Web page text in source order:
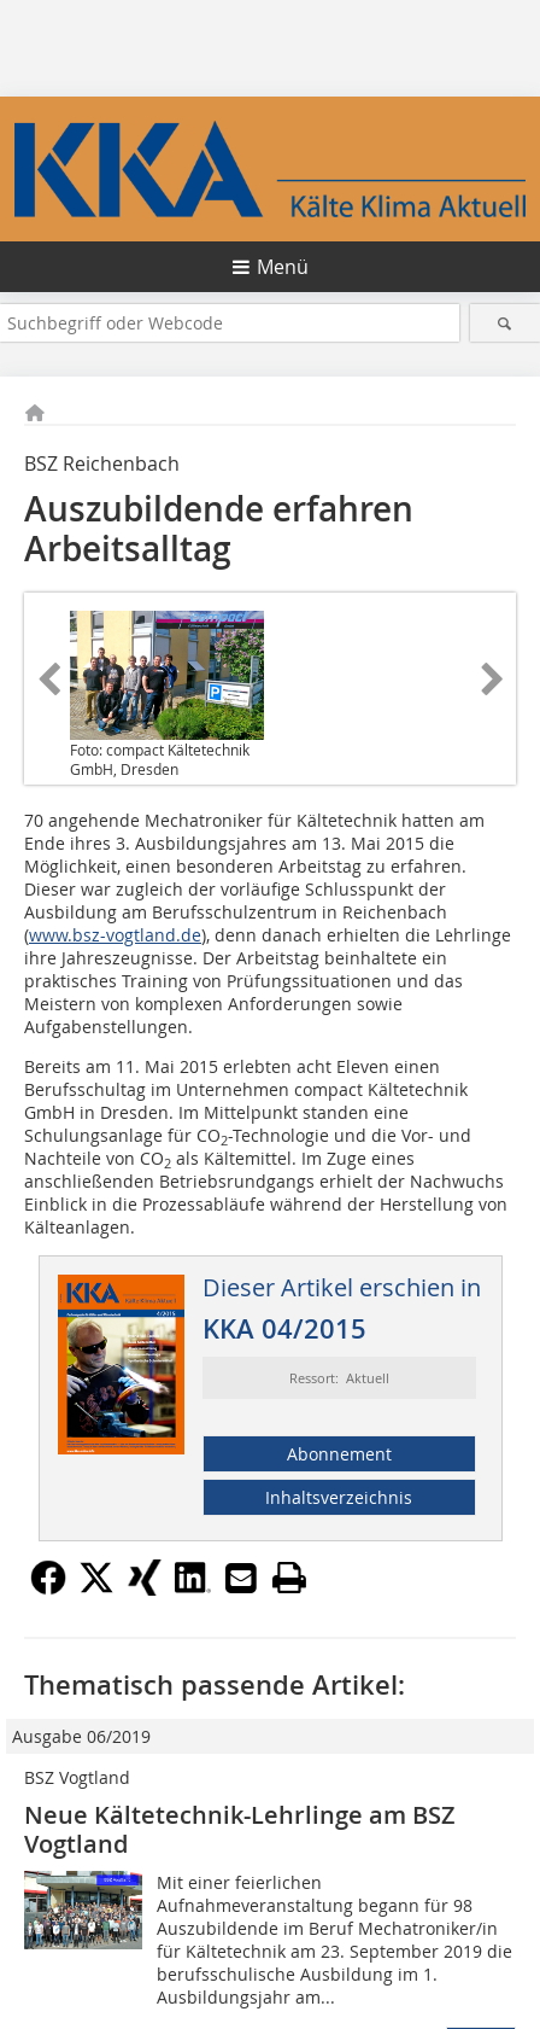
Menü
BSZ Reichenbach
Auszubildende erfahren
Arbeitsalltag
Foto: compact Kältetechnik
GmbH, Dresden
70 angehende Mechatroniker für Kältetechnik hatten am
Ende ihres 3. Ausbildungsjahres am 13. Mai 2015 die
Möglichkeit, einen besonderen Arbeitstag zu erfahren.
Dieser war zugleich der vorläufige Schlusspunkt der
Ausbildung am Berufsschulzentrum in Reichenbach
(www.bsz-vogtland.de), denn danach erhielten die Lehrlinge
ihre Jahreszeugnisse. Der Arbeitstag beinhaltete ein
praktisches Training von Prüfungssituationen und das
Meistern von komplexen Anforderungen sowie
Aufgabenstellungen.
Bereits am 11. Mai 2015 erlebten acht Eleven einen
Berufsschultag im Unternehmen compact Kältetechnik
GmbH in Dresden. Im Mittelpunkt standen eine
Schulungsanlage für CO2-Technologie und die Vor- und
Nachteile von CO2 als Kältemittel. Im Zuge eines
anschließenden Betriebsrundgangs erhielt der Nachwuchs
Einblick in die Prozessabläufe während der Herstellung von
Kälteanlagen.
Dieser Artikel erschien in
KKA 04/2015
Ressort: Aktuell
Abonnement
Inhaltsverzeichnis
Thematisch passende Artikel:
Ausgabe 06/2019
BSZ Vogtland
Neue Kältetechnik-Lehrlinge am BSZ
Vogtland
Mit einer feierlichen
Aufnahmeveranstaltung begann für 98
Auszubildende im Beruf Mechatroniker/in
für Kältetechnik am 23. September 2019 die
berufsschulische Ausbildung im 1.
Ausbildungsjahr am...